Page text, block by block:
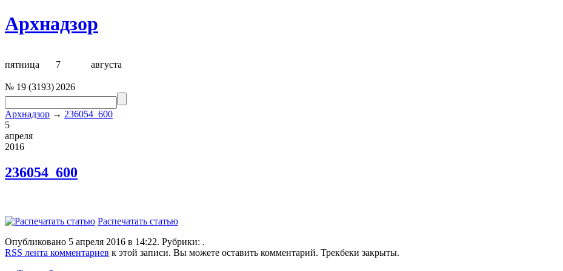
Архнадзор
пятница 7 августа
№ 19 (3193) 2026
Архнадзор → 236054_600
5
апреля
2016
236054_600
Распечатать статью
Опубликовано 5 апреля 2016 в 14:22. Рубрики: .
RSS лента комментариев к этой записи. Вы можете оставить комментарий. Трекбеки закрыты.